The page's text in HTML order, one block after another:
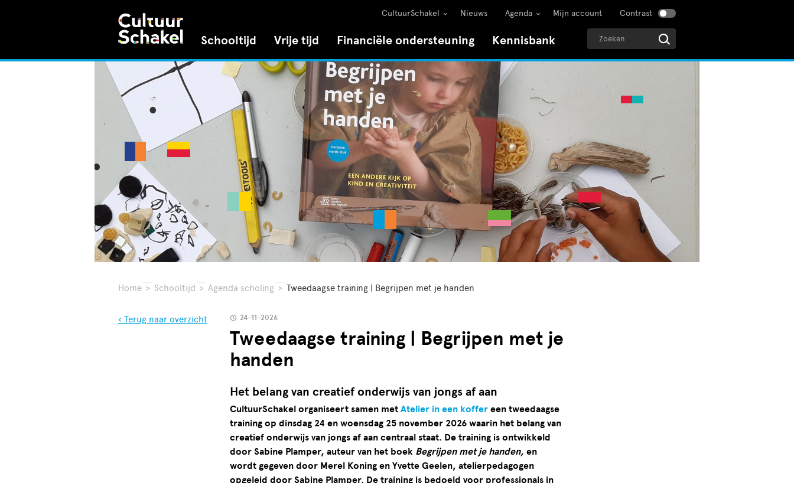
CultuurSchakel Nieuws Agenda Mijn account Contrast
Schooltijd Vrije tijd Financiële ondersteuning Kennisbank
Home > Schooltijd > Agenda scholing > Tweedaagse training | Begrijpen met je handen
‹ Terug naar overzicht 24-11-2026
Tweedaagse training | Begrijpen met je
handen
Het belang van creatief onderwijs van jongs af aan
CultuurSchakel organiseert samen met Atelier in een koffer een tweedaagse
training op dinsdag 24 en woensdag 25 november 2026 waarin het belang van
creatief onderwijs van jongs af aan centraal staat. De training is ontwikkeld
door Sabine Plamper, auteur van het boek Begrijpen met je handen, en
wordt gegeven door Merel Koning en Yvette Geelen, atelierpedagogen
opgeleid door Sabine Plamper. De training is bedoeld voor professionals in